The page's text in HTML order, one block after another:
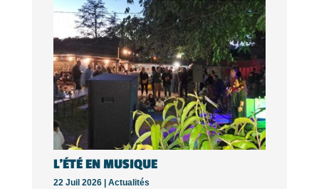
L’ÉTÉ EN MUSIQUE
22 Juil 2026 | Actualités